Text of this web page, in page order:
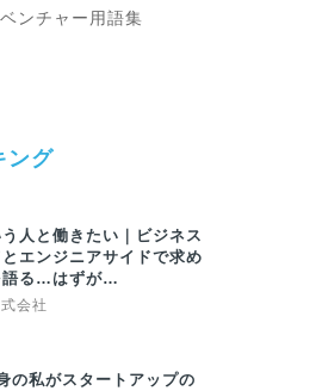
ンチャー用語集
ング
人と働きたい｜ビジネス
エンジニアサイドで求め
語る…はずが…
会社
の私がスタートアップの